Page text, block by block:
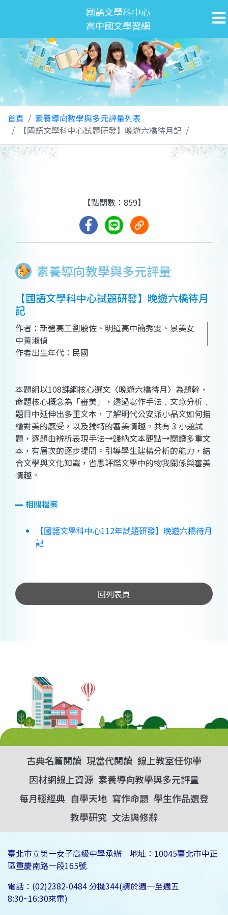
國語文學科中心
高中國文學習網
首頁
素養導向教學與多元評量列表
【國語文學科中心試題研發】晚遊六橋待月記
【點閱數：859】
素養導向教學與多元評量
【國語文學科中心試題研發】晚遊六橋待月
記
作者：新營高工劉殷佐、明道高中簡秀雯、景美女
中黃淑偵
作者出生年代：民國
本題組以108課綱核心選文〈晚遊六橋待月〉為題幹，
命題核心概念為「審美」，透過寫作手法﹑文意分析﹑
題目中延伸出多重文本，了解明代公安派小品文如何描
繪對美的感受，以及獨特的審美情趣。共有 3 小題試
題，逐題由辨析表現手法→歸納文本觀點→閱讀多重文
本，有層次的逐步提問。引導學生建構分析的能力，結
合文學與文化知識，省思評鑑文學中的物我關係與審美
情趣。
相關檔案
【國語文學科中心112年試題研發】晚遊六橋待月
記
回列表頁
古典名篇閱讀 現當代閱讀 線上教室任你學
因材網線上資源 素養導向教學與多元評量
每月輕經典 自學天地 寫作命題 學生作品選登
教學研究 文法與修辭
臺北市立第一女子高級中學承辦 地址：10045臺北市中正
區重慶南路一段165號
電話：(02)2382-0484 分機344(請於週一至週五
8:30~16:30來電)